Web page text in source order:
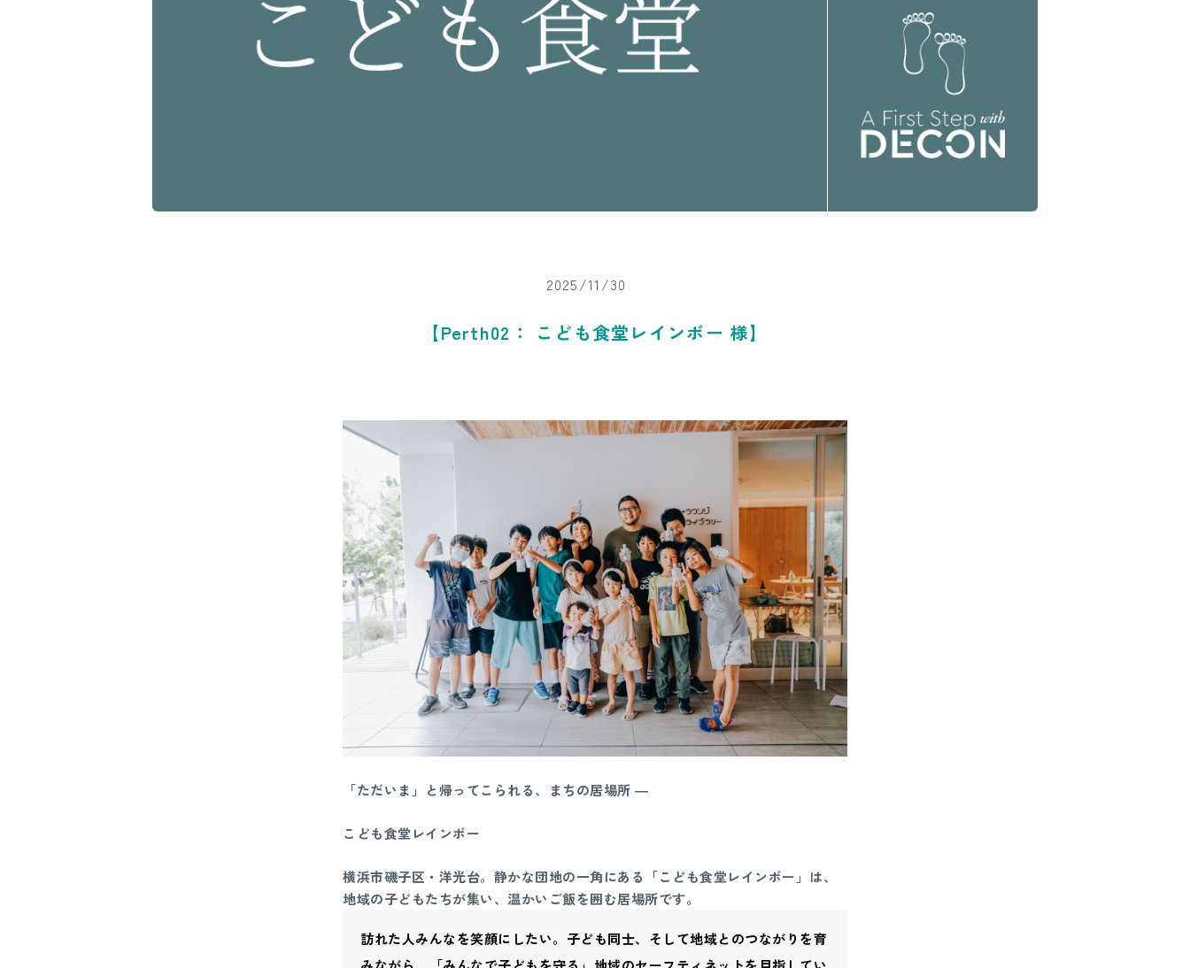
2025/11/30
【Perth02： こども食堂レインボー 様】
「ただいま」と帰ってこられる、まちの居場所 ―
こども食堂レインボー
横浜市磯子区・洋光台。静かな団地の一角にある「こども食堂レインボー」は、
地域の子どもたちが集い、温かいご飯を囲む居場所です。
訪れた人みんなを笑顔にしたい。子ども同士、そして地域とのつながりを育